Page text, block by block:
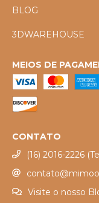
BLOG
3DWAREHOUSE
MEIOS DE
CONTATO
(16) 2016-2226
Visite o nosso